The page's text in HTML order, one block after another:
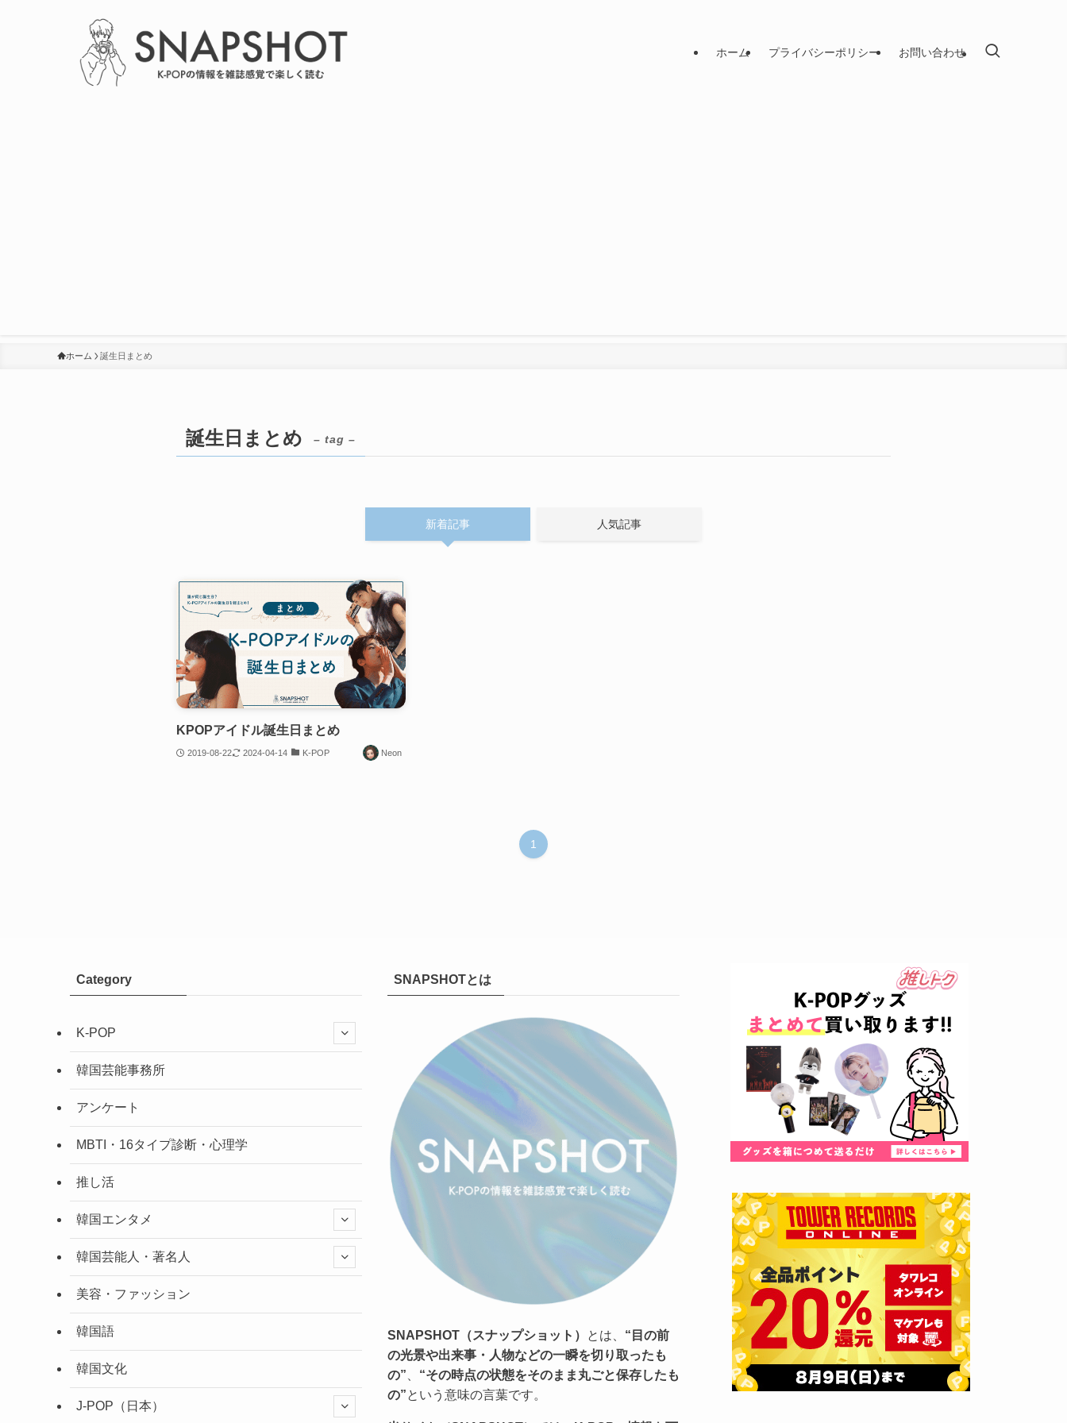
ホーム プライバシーポリシー お問い合わせ
ホーム 誕生日まとめ
誕生日まとめ – tag –
新着記事 人気記事
KPOPアイドル誕生日まとめ
2019-08-22 2024-04-14 K-POP Neon
1
Category
K-POP
韓国芸能事務所
アンケート
MBTI・16タイプ診断・心理学
推し活
韓国エンタメ
韓国芸能人・著名人
美容・ファッション
韓国語
韓国文化
J-POP（日本）
SNAPSHOTとは
SNAPSHOT（スナップショット） とは、 “目の前
の光景や出来事・人物などの一瞬を切り取ったも
の”、 “その時点の状態をそのまま丸ごと保存したも
の”という意味の言葉です。